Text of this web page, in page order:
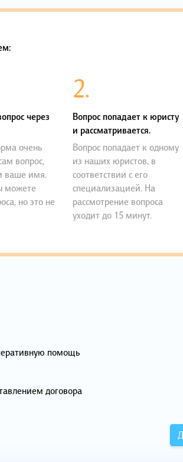
через
очень
вопрос,
ваше имя.
можете
но это не
2.
Вопрос попадает к юристу
и рассматривается.
Вопрос попадает к одному
из наших юристов, в
соответствии с его
специализацией. На
рассмотрение вопроса
уходит до 15 минут.
помощь
договора